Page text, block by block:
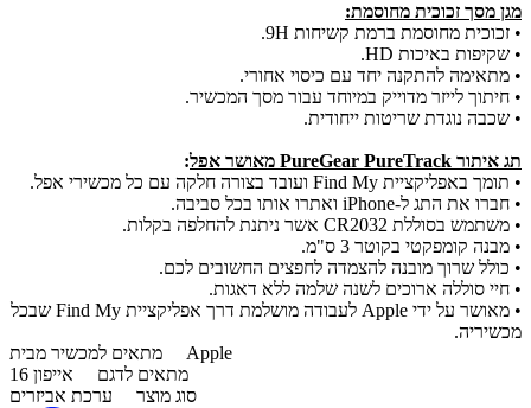
מגן מסך זכוכית מחוסמת:
• זכוכית מחוסמת ברמת קשיחות 9H.
• שקיפות באיכות HD.
• מתאימה להתקנה יחד עם כיסוי אחורי.
• חיתוך לייזר מדוייק במיוחד עבור מסך המכשיר.
• שכבה נוגדת שריטות ייחודית.
תג איתור PureGear PureTrack מאושר אפל
:
• תומך באפליקציית Find My ועובד בצורה חלקה עם כל מכשירי אפל.
• חברו את התג ל-iPhone ואתרו אותו בכל סביבה.
• משתמש בסוללת CR2032 אשר ניתנת להחלפה בקלות.
• מבנה קומפקטי בקוטר 3 ס"מ.
• כולל שרוך מובנה להצמדה לחפצים החשובים לכם.
• חיי סוללה ארוכים לשנה שלמה ללא דאגות.
• מאושר על ידי Apple לעבודה מושלמת דרך אפליקציית Find My שבכל
מכשיריה.
מתאים למכשיר מבית Apple
מתאים לדגם אייפון 16
סוג מוצר ערכת אביזרים